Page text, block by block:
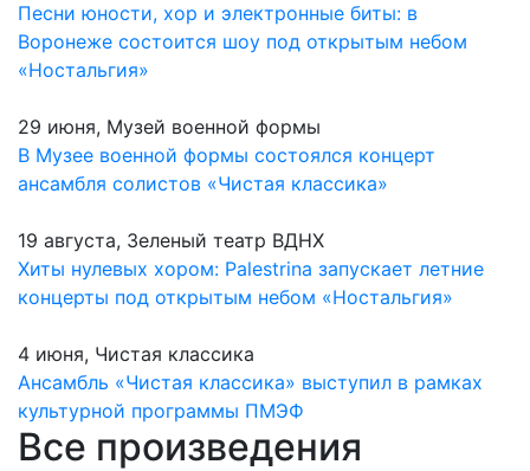
Песни юности, хор и электронные биты: в
Воронеже состоится шоу под открытым небом
«Ностальгия»
29 июня, Музей военной формы
В Музее военной формы состоялся концерт
ансамбля солистов «Чистая классика»
19 августа, Зеленый театр ВДНХ
Хиты нулевых хором: Palestrina запускает летние
концерты под открытым небом «Ностальгия»
4 июня, Чистая классика
Ансамбль «Чистая классика» выступил в рамках
культурной программы ПМЭФ
Все произведения